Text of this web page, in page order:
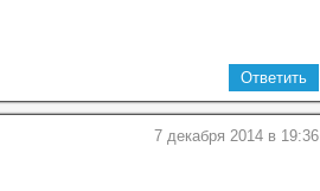
Ответить
7 декабря 2014 в 19:36